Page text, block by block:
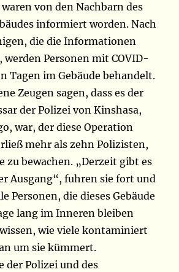
von den Nachbarn des
informiert worden. Nach
die die Informationen
werden Personen mit COVID-
Tagen im Gebäude behandelt.
Zeugen sagen, dass es der
der Polizei von Kinshasa,
war, der diese Operation
mehr als zehn Polizisten,
zu bewachen. „Derzeit gibt es
Ausgang“, fuhren sie fort und
Personen, die dieses Gebäude
lang im Inneren bleiben
wie viele kontaminiert
um sie kümmert.
der Polizei und des